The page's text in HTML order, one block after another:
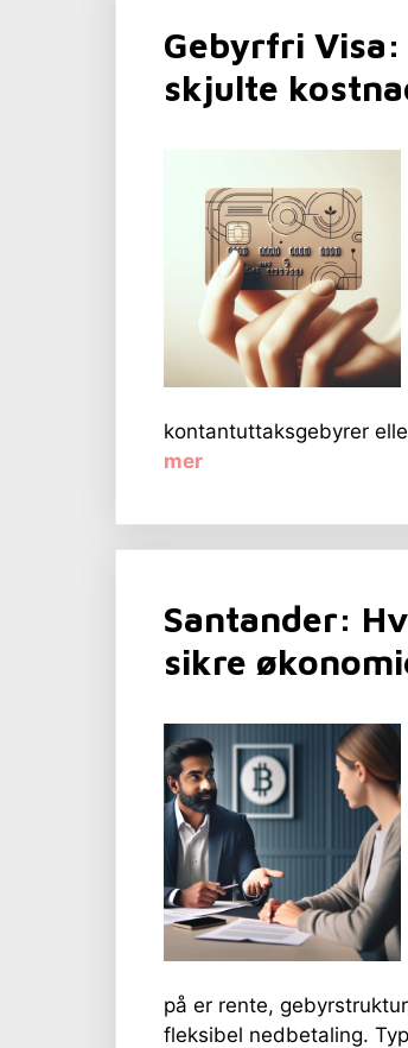
Gebyrfri
skjulte
kontantuttaksgebyrer
mer
Santander:
sikre
på er rente,
fleksibel nedbetaling.